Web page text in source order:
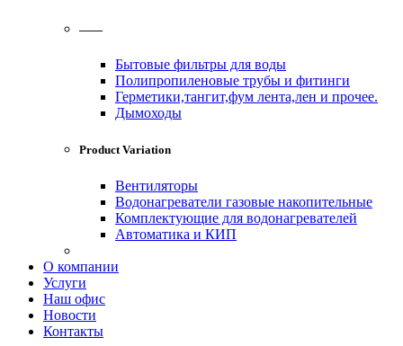
——
Бытовые фильтры для воды
Полипропиленовые трубы и фитинги
Герметики,тангит,фум лента,лен и прочее.
Дымоходы
Product Variation
Вентиляторы
Водонагреватели газовые накопительные
Комплектующие для водонагревателей
Автоматика и КИП
О компании
Услуги
Наш офис
Новости
Контакты